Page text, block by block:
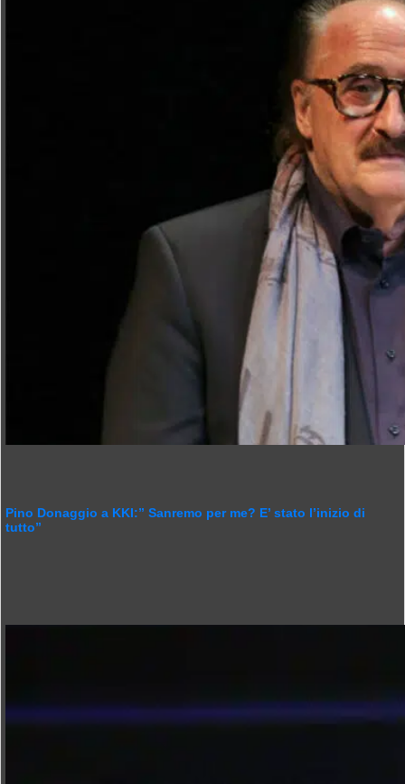
Pino Donaggio a KKI:” Sanremo per me? E’ stato l’inizio di
tutto”